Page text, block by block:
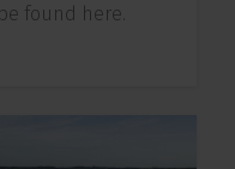
found here.